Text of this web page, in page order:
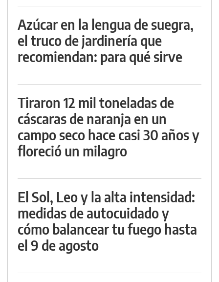
Azúcar en la lengua de suegra,
el truco de jardinería que
recomiendan: para qué sirve
Tiraron 12 mil toneladas de
cáscaras de naranja en un
campo seco hace casi 30 años y
floreció un milagro
El Sol, Leo y la alta intensidad:
medidas de autocuidado y
cómo balancear tu fuego hasta
el 9 de agosto